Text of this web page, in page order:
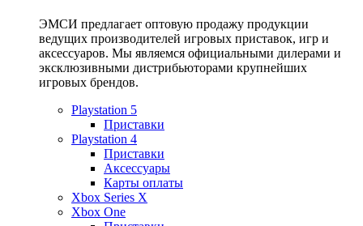
ЭМСИ предлагает оптовую продажу продукции
ведущих производителей игровых приставок, игр и
аксессуаров. Мы являемся официальными дилерами и
эксклюзивными дистрибьюторами крупнейших
игровых брендов.
Playstation 5
Приставки
Playstation 4
Приставки
Аксессуары
Карты оплаты
Xbox Series X
Xbox One